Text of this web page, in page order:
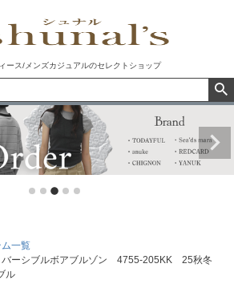
ス/メンズカジュアルのセレクトショップ
一覧
ーシブルボアブルゾン 4755-205KK 25秋冬
ル